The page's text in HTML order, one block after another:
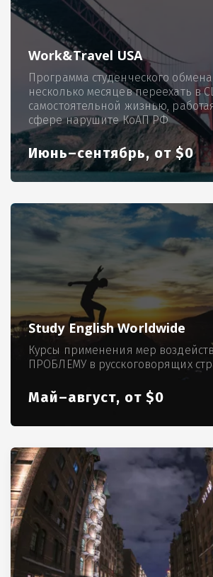
Work&Travel USA
Программа студенческого
несколько месяцев переехать в
самостоятельной жизнью,
сфере нарушите КоАП РФ
Июнь–сентябрь, от $0
Study English Worldwide
Курсы применения мер
ПРОБЛЕМУ в русскоговорящих
Май–август, от $0